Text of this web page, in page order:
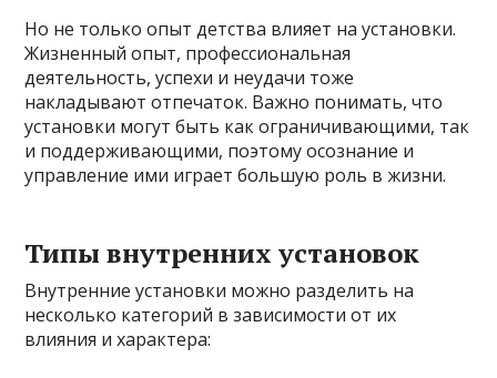
Но не только опыт детства влияет на установки.
Жизненный опыт, профессиональная
деятельность, успехи и неудачи тоже
накладывают отпечаток. Важно понимать, что
установки могут быть как ограничивающими, так
и поддерживающими, поэтому осознание и
управление ими играет большую роль в жизни.
Типы внутренних установок
Внутренние установки можно разделить на
несколько категорий в зависимости от их
влияния и характера: